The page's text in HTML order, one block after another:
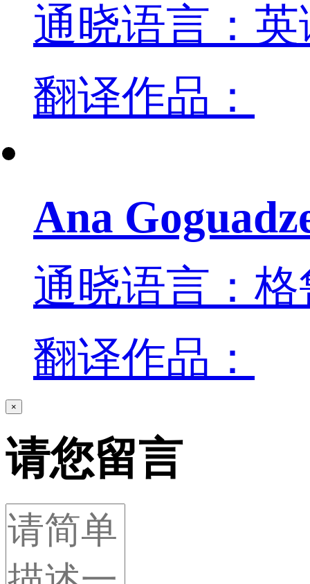
通晓语言：英
翻译作品：
Ana
通晓语言：
翻译作品：
×
请您留言